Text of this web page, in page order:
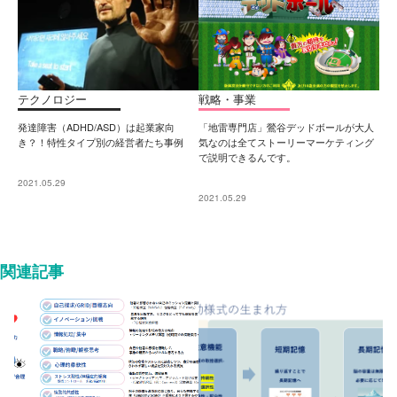
テクノロジー
発達障害（ADHD/ASD）は起業家向
き？！特性タイプ別の経営者たち事例
2021.05.29
戦略・事業
「地雷専門店」鶯谷デッドボールが大人
気なのは全てストーリーマーケティング
で説明できるんです。
2021.05.29
関連記事